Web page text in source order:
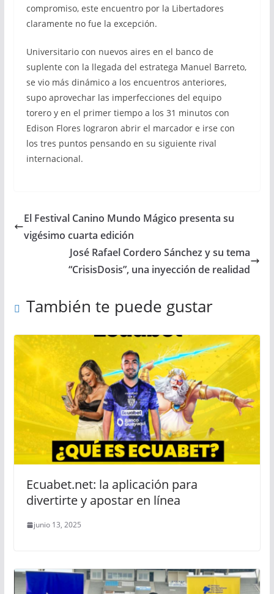
compromiso, este encuentro por la Libertadores
claramente no fue la excepción.
Universitario con nuevos aires en el banco de
suplente con la llegada del estratega Manuel Barreto,
se vio más dinámico a los encuentros anteriores,
supo aprovechar las imperfecciones del equipo
torero y en el primer tiempo a los 31 minutos con
Edison Flores lograron abrir el marcador e irse con
los tres puntos pensando en su siguiente rival
internacional.
El Festival Canino Mundo Mágico presenta su
vigésimo cuarta edición
José Rafael Cordero Sánchez y su tema
“CrisisDosis”, una inyección de realidad
También te puede gustar
Ecuabet.net: la aplicación para
divertirte y apostar en línea
junio 13, 2025